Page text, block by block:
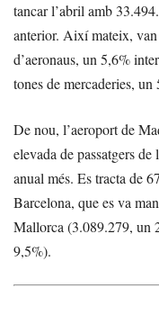
tancar l’abril amb
anterior. Així mateix,
d’aeronaus, un 5,6%
tones de mercaderies, un
De nou, l’aeroport de
elevada de passatgers
anual més. Es tracta de
Barcelona, que es va
Mallorca (3.089.279, un
9,5%).